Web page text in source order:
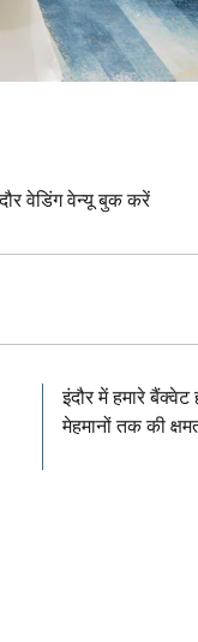
वेडिंग वेन्यू बुक करें
इंदौर में हमारे
मेहमानों तक की